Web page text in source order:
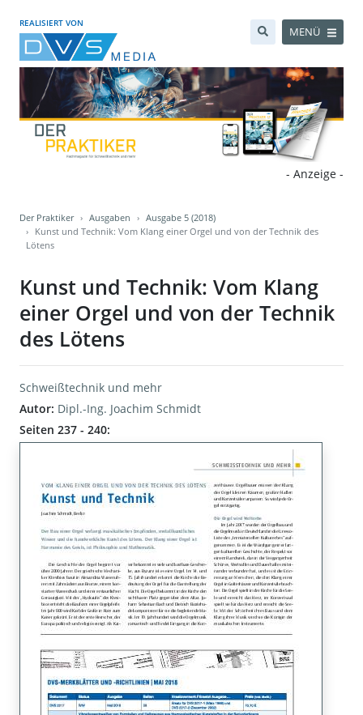
REALISIERT VON
MENÜ
- Anzeige -
Der Praktiker Ausgaben
Ausgabe 5 (2018)
Kunst und Technik: Vom Klang einer Orgel und von der Technik des
Lötens
Kunst und Technik: Vom Klang
einer Orgel und von der Technik
des Lötens
Schweißtechnik und mehr
Autor: Dipl.-Ing. Joachim Schmidt
Seiten 237 - 240: